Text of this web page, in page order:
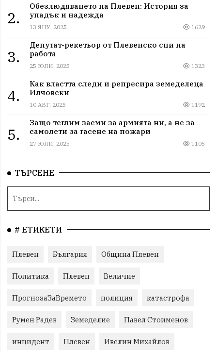
2.
Обезлюдяването на Плевен: История за
упадък и надежда
13 ЯНУ, 2025 1629
3.
Депутат-рекетьор от Плевенско спи на
работа
25 ЮЛИ, 2025 1323
4.
Как властта следи и репресира земеделеца
Илчовски
10 АВГ, 2025 1192
5.
Защо теглим заеми за армията ни, а не за
самолети за гасене на пожари
27 ЮЛИ, 2025 1105
ТЪРСЕНЕ
# ЕТИКЕТИ
Плевен България Община Плевен
Политика Плевен Величие
ПрогнозаЗаВремето полиция катастрофа
Румен Радев Земеделие Павел Стоименов
инцидент Плевен Ивелин Михайлов